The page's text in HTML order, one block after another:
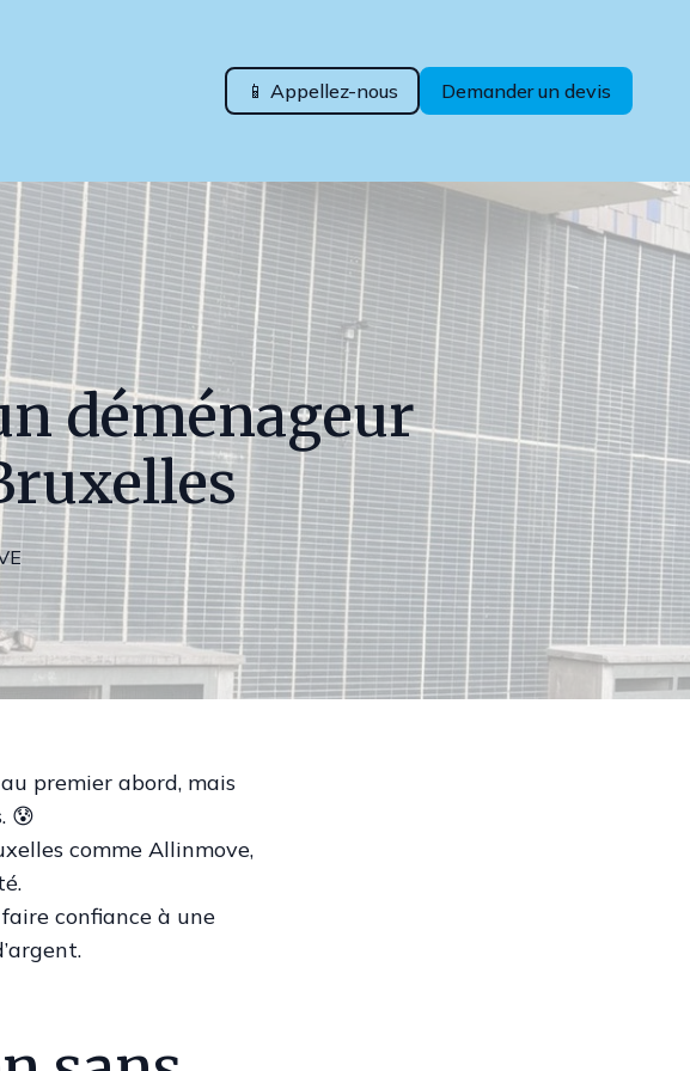
📱 Appellez-nous Demander un devis
déménageur
premier abord, mais
😰
comme Allinmove,
confiance à une